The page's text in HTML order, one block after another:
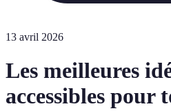
13 avril 2026
Les meilleures
accessibles pour